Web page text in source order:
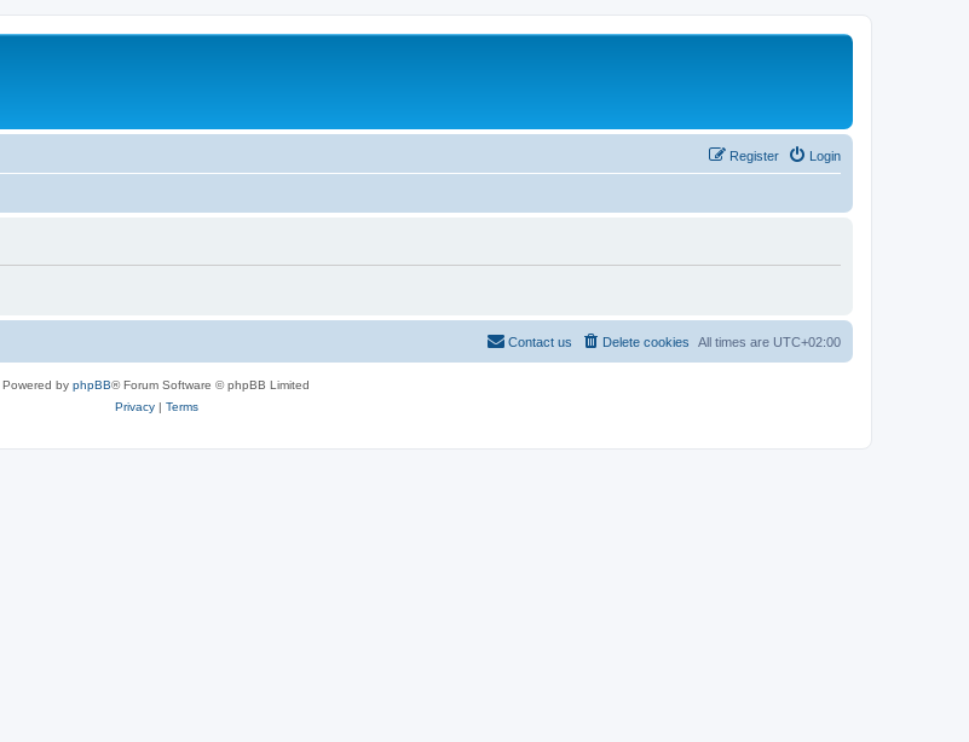
Login
Register
All times are UTC+02:00
Delete cookies
Contact us
Powered by phpBB® Forum Software © phpBB Limited
Privacy| Terms